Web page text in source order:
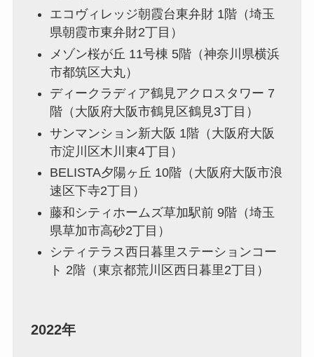
エコヴィレッジ朝霞台東弁財 1階（埼玉
県朝霞市東弁財2丁目）
メゾン桜が丘 11号棟 5階（神奈川県横浜
市都筑区大丸）
ディークラディア鶴見アクロスタワー 7
階（大阪府大阪市鶴見区鶴見3丁目）
サンマンション新大阪 1階（大阪府大阪
市淀川区木川東4丁目）
BELISTA夕陽ヶ丘 10階（大阪府大阪市浪
速区下寺2丁目）
藤和シティホームズ草加駅前 9階（埼玉
県草加市高砂2丁目）
シティテラス西日暮里ステーションコー
ト 2階（東京都荒川区西日暮里2丁目）
2022年